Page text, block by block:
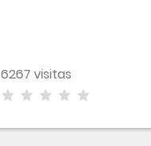
6267 visitas